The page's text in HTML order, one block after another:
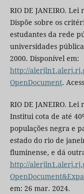
RIO DE JANEIRO.
Dispõe sobre os
estudantes da rede
universidades
2000. Disponível em:
http://
OpenDocument.
RIO DE JANEIRO.
Institui cota de até
populações negra e
estado do rio de
fluminense, e dá
http://
em: 26 mar. 2024.